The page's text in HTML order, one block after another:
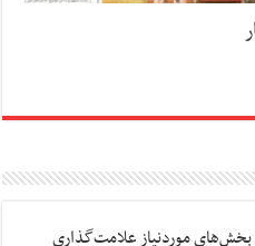
بخش‌های موردنیاز علامت‌گذاری